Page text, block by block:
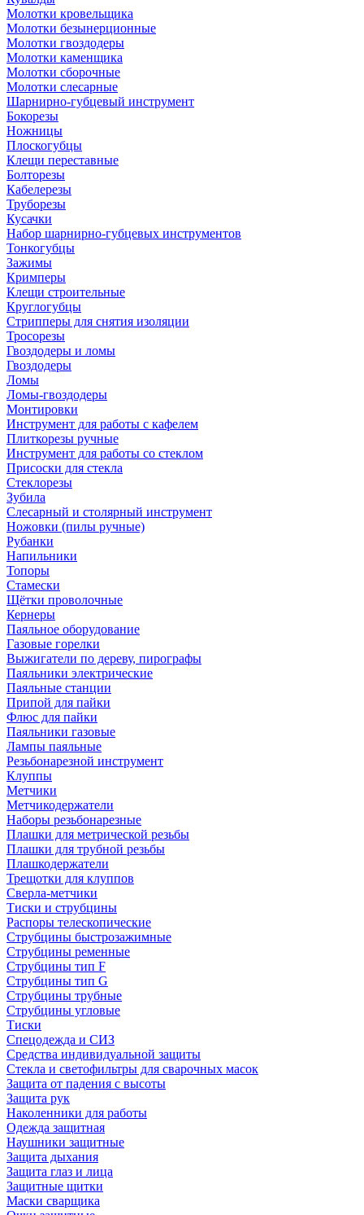
Молотки кровельщика
Молотки безынерционные
Молотки гвоздодеры
Молотки каменщика
Молотки сборочные
Молотки слесарные
Шарнирно-губцевый инструмент
Бокорезы
Ножницы
Плоскогубцы
Клещи переставные
Болторезы
Кабелерезы
Труборезы
Кусачки
Набор шарнирно-губцевых инструментов
Тонкогубцы
Зажимы
Кримперы
Клещи строительные
Круглогубцы
Стрипперы для снятия изоляции
Тросорезы
Гвоздодеры и ломы
Гвоздодеры
Ломы
Ломы-гвоздодеры
Монтировки
Инструмент для работы с кафелем
Плиткорезы ручные
Инструмент для работы со стеклом
Присоски для стекла
Стеклорезы
Зубила
Слесарный и столярный инструмент
Ножовки (пилы ручные)
Рубанки
Напильники
Топоры
Стамески
Щётки проволочные
Кернеры
Паяльное оборудование
Газовые горелки
Выжигатели по дереву, пирографы
Паяльники электрические
Паяльные станции
Припой для пайки
Флюс для пайки
Паяльники газовые
Лампы паяльные
Резьбонарезной инструмент
Клуппы
Метчики
Метчикодержатели
Наборы резьбонарезные
Плашки для метрической резьбы
Плашки для трубной резьбы
Плашкодержатели
Трещотки для клуппов
Сверла-метчики
Тиски и струбцины
Распоры телескопические
Струбцины быстрозажимные
Струбцины ременные
Струбцины тип F
Струбцины тип G
Струбцины трубные
Струбцины угловые
Тиски
Спецодежда и СИЗ
Средства индивидуальной защиты
Стекла и светофильтры для сварочных масок
Защита от падения с высоты
Защита рук
Наколенники для работы
Одежда защитная
Наушники защитные
Защита дыхания
Защита глаз и лица
Защитные щитки
Маски сварщика